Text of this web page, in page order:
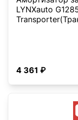
LYNXauto
4 361 ₽